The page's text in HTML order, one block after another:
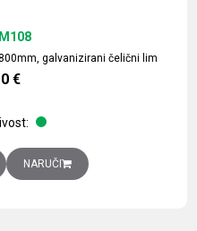
galvanizirani čelični lim
€
ploča V1000xŠ800mm,
NARUČI